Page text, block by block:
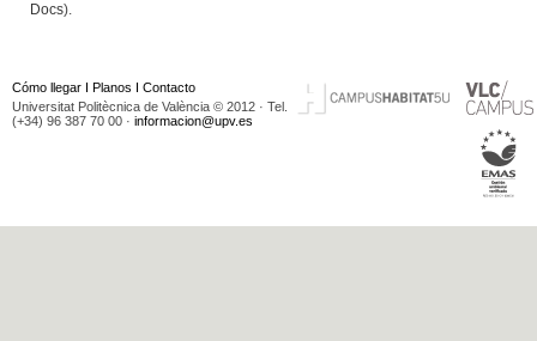
Docs).
Cómo llegar I Planos I Contacto
Universitat Politècnica de València © 2012 · Tel.
(+34) 96 387 70 00 · informacion@upv.es